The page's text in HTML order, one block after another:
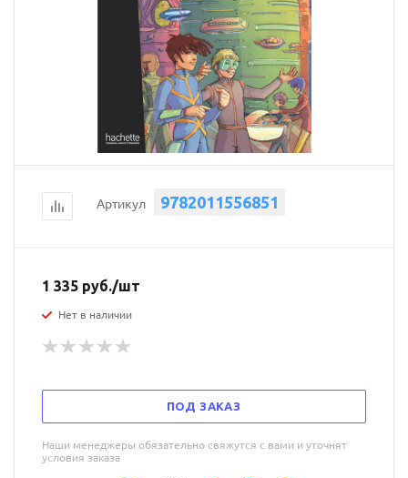
Артикул 9782011556851
1 335 руб./шт
Нет в наличии
ПОД ЗАКАЗ
Наши менеджеры обязательно свяжутся с вами и уточнят
условия заказа